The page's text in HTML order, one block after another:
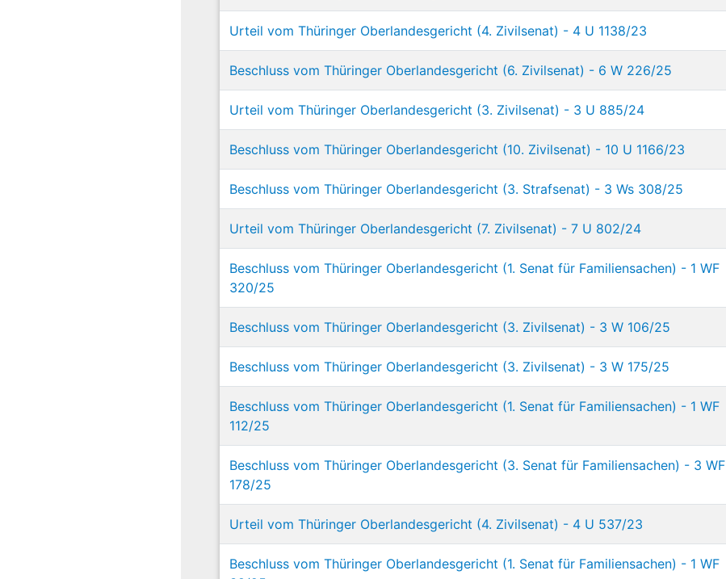
Urteil vom Thüringer Oberlandesgericht (4. Zivilsenat) - 4 U 1138/23
Beschluss vom Thüringer Oberlandesgericht (6. Zivilsenat) - 6 W 226/25
Urteil vom Thüringer Oberlandesgericht (3. Zivilsenat) - 3 U 885/24
Beschluss vom Thüringer Oberlandesgericht (10. Zivilsenat) - 10 U 1166/23
Beschluss vom Thüringer Oberlandesgericht (3. Strafsenat) - 3 Ws 308/25
Urteil vom Thüringer Oberlandesgericht (7. Zivilsenat) - 7 U 802/24
Beschluss vom Thüringer Oberlandesgericht (1. Senat für Familiensachen) - 1 WF
320/25
Beschluss vom Thüringer Oberlandesgericht (3. Zivilsenat) - 3 W 106/25
Beschluss vom Thüringer Oberlandesgericht (3. Zivilsenat) - 3 W 175/25
Beschluss vom Thüringer Oberlandesgericht (1. Senat für Familiensachen) - 1 WF
112/25
Beschluss vom Thüringer Oberlandesgericht (3. Senat für Familiensachen) - 3 WF
178/25
Urteil vom Thüringer Oberlandesgericht (4. Zivilsenat) - 4 U 537/23
Beschluss vom Thüringer Oberlandesgericht (1. Senat für Familiensachen) - 1 WF